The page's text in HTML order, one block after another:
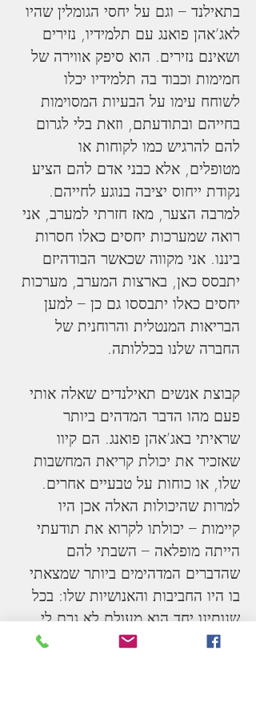
בתאילנד – וגם על יחסי הגומלין שהיו
לאג’אהן פואנג עם תלמידיו, נזירים
ושאינם נזירים. הוא סיפק אווירה של
חמימות וכבוד בה תלמידיו יכלו
לשוחח עימו על הבעיות המסוימות
בחייהם ובתודעתם, וזאת בלי לגרום
להם להרגיש כמו לקוחות או
מטופלים, אלא כבני אדם להם הציע
נקודת ייחוס יציבה בנוגע לחייהם.
למרבה הצער, מאז חזרתי למערב, אני
רואה שמערכות יחסים כאלו חסרות
ביננו. אני מקווה שכאשר הבודהיזם
יתבסס כאן, בארצות המערב, מערכות
יחסים כאלו יתבססו גם כן – למען
הבריאות המנטלית והרוחנית של
החברה שלנו בכללותה.
קבוצת אנשים תאילנדים שאלה אותי
פעם מהו הדבר המדהים ביותר
שראיתי באג’אהן פואנג. הם קיוו
שאזכיר את יכולת קריאת המחשבות
שלו, או כוחות על טבעיים אחרים.
למרות שהיכולות האלה אכן היו
קיימות – יכולתו לקרוא את תודעתי
הייתה מופלאה – השבתי להם
שהדברים המדהימים ביותר שמצאתי
בו היו החביבות והאנושיות שלו: בכל
שנותינו יחד הוא מעולם לא גרם לי
להרגיש שאני הייתי מערבי או שהוא